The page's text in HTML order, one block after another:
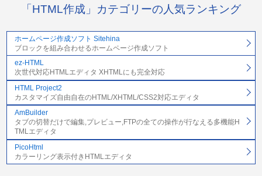
「HTML作成」カテゴリーの人気ランキング
ホームページ作成ソフト Sitehina
ブロックを組み合わせるホームページ作成ソフト
ez-HTML
次世代対応HTMLエディタ XHTMLにも完全対応
HTML Project2
カスタマイズ自由自在のHTML/XHTML/CSS2対応エディタ
AmBuilder
タブの切替だけで編集,プレビュー,FTPの全ての操作が行なえる多機能H
TMLエディタ
PicoHtml
カラーリング表示付きHTMLエディタ